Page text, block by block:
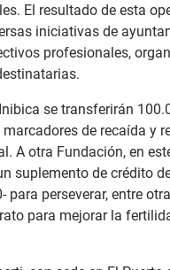
El resultado de esta
iniciativas de
profesionales,
se transferirán
de recaída y
A otra Fundación, en
suplemento de crédito
perseverar, entre
para mejorar la